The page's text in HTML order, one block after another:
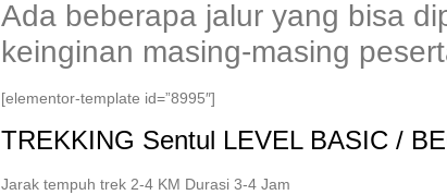
Ada beberapa jalur yang bisa
keinginan masing-masing
[elementor-template id=”8995″]
TREKKING Sentul LEVEL BASIC /
Jarak tempuh trek 2-4 KM Durasi 3-4 Jam